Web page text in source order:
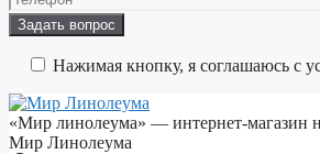
Оставьте
это
поле Нажимая кнопку, я соглашаюсь с
«Мир линолеума» — интернет-магазин
Мир Линолеума